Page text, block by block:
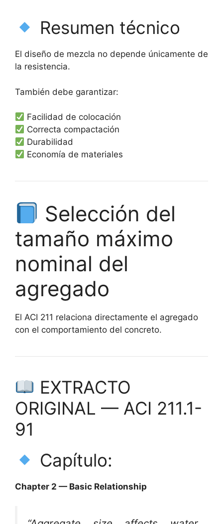
Resumen técnico
El diseño de mezcla no depende únicamente de
la resistencia.
También debe garantizar:
Facilidad de colocación
Correcta compactación
Durabilidad
Economía de materiales
Selección del
tamaño máximo
nominal del
agregado
El ACI 211 relaciona directamente el agregado
con el comportamiento del concreto.
EXTRACTO
ORIGINAL — ACI 211.1-
91
Capítulo:
Chapter 2 — Basic Relationship